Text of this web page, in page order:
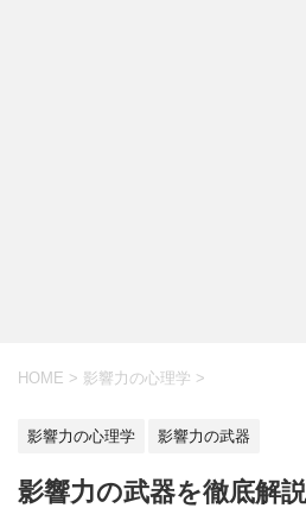
HOME > 影響力の心理学 >
影響力の心理学 影響力の武器
影響力の武器を徹底解